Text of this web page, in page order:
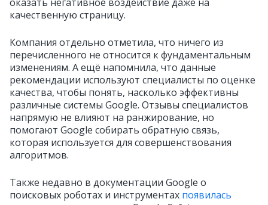
качественную страницу.
Компания отдельно отметила, что ничего из
перечисленного не относится к фундаментальным
изменениям. А ещё напомнила, что данные
рекомендации используют специалисты по оценке
качества, чтобы понять, насколько эффективны
различные системы Google. Отзывы специалистов
напрямую не влияют на ранжирование, но
помогают Google собирать обратную связь,
которая используется для совершенствования
алгоритмов.
Также недавно в документации Google о
поисковых роботах и инструментах появилась